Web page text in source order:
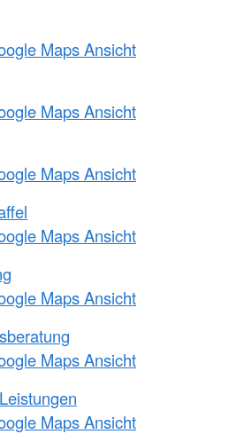
Maps Ansicht
Maps Ansicht
Maps Ansicht
Maps Ansicht
Maps Ansicht
Maps Ansicht
Maps Ansicht